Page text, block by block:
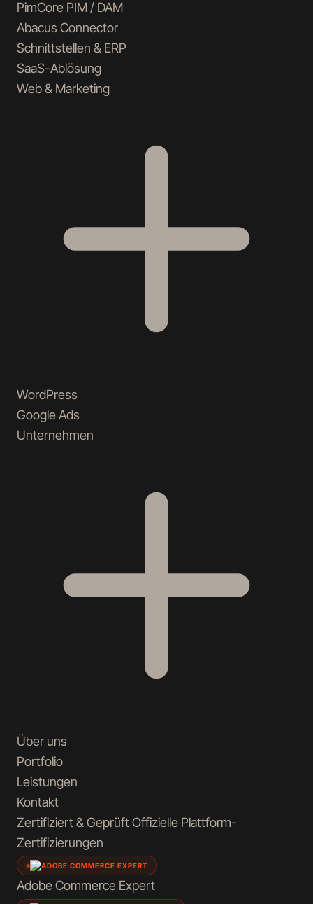
PimCore PIM / DAM
Abacus Connector
Schnittstellen & ERP
SaaS-Ablösung
Web & Marketing
WordPress
Google Ads
Unternehmen
Über uns
Portfolio
Leistungen
Kontakt
Zertifiziert & GeprüftOffizielle Plattform-
Zertifizierungen
Adobe Commerce Expert